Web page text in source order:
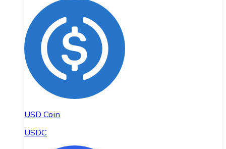
USD Coin
USDC